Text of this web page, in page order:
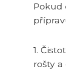
Pokud
1.
rošty